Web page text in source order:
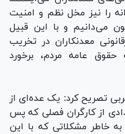
را نیز مخل نظم و امنیت
می‌دانیم و با این قبیل
معدنکاران در تخریب
عامه مردم، برخورد
تصریح کرد: یک عده‌ای از
از کارگران فصلی که پس
خاطر مشکلاتی که با این